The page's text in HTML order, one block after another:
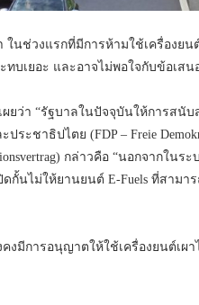
นช่วงแรกที่มีการห้ามใช้เครื่องยน
บเยอะ และอาจไม่พอใจกับข้อเสน
ผยว่า “รัฐบาลในปัจจุบันให้การส
ชาธิปไตย (FDP – Freie
กล่าวคือ “นอกจากในร
นไม่ให้ยานยนต์ E-Fuels ที่สามา
งมีการอนุญาตให้ใช้เครื่องยนต์เผ